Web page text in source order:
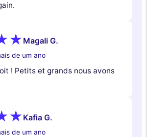
Magali G.
de um ano
! Petits et grands nous avons
Kafia G.
de um ano